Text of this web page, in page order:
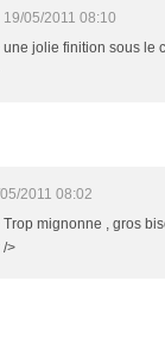
19/05/2011 08:10
une jolie finition sous le
2011 08:02
Trop mignonne , gros
/>